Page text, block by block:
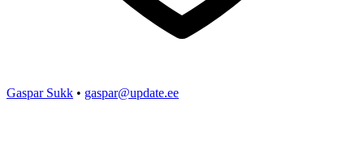
Gaspar Sukk • gaspar@update.ee